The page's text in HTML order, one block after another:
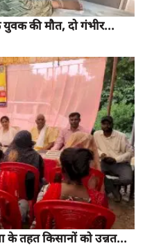
की मौत, दो गंभीर...
के तहत किसानों को उन्नत...